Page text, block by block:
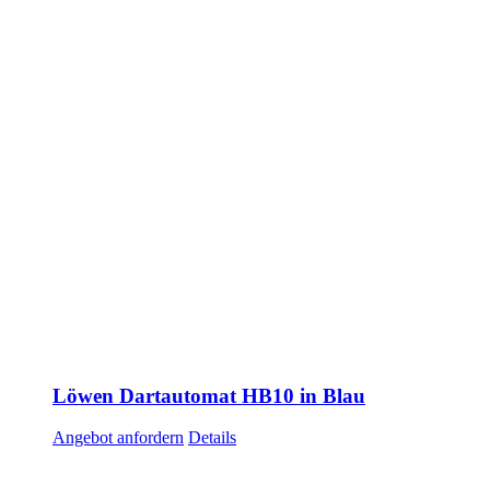
Löwen Dartautomat HB10 in Blau
Angebot anfordern Details